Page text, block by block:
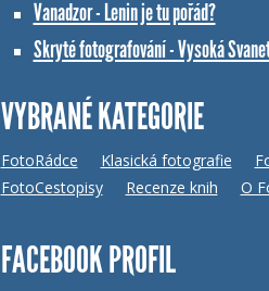
Vanadzor - Lenin je tu pořád?
Skryté fotografování - Vysoká
VYBRANÉ KATEGORIE
FotoRádce Klasická fotografie
FotoCestopisy
Recenze knih O
FACEBOOK PROFIL